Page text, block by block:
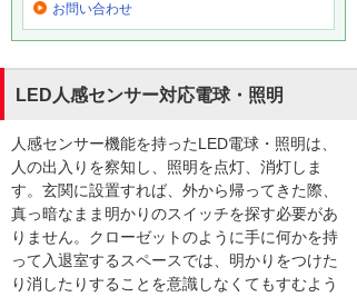
お問い合わせ
LED人感センサー対応電球・照明
人感センサー機能を持ったLED電球・照明は、
人の出入りを察知し、照明を点灯、消灯しま
す。玄関に設置すれば、外から帰ってきた際、
真っ暗なまま明かりのスイッチを探す必要があ
りません。クローゼットのように手に何かを持
って入退室するスペースでは、明かりをつけた
り消したりすることを意識しなくてもすむよう